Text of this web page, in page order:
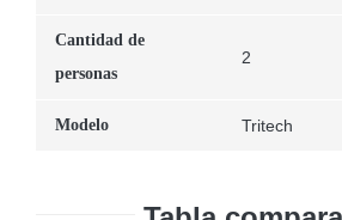
Cantidad de
personas
2
Modelo Tritech